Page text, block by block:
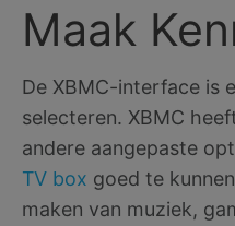
Maak
De XBMC-interface is
selecteren. XBMC
andere aangepaste
TV box goed te
maken van muziek,